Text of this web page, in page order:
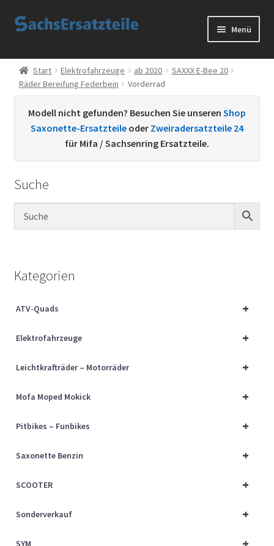
Zur
Zum
Menü
Start
AGB
Datenschutzerklärung
Kontakt
Sachs Ersatzteile
Über uns
Start Elektrofahrzeuge ab 2020
SAXXX E-Bee 20
Räder Bereifung Federbein
Vorderrad
Modell nicht gefunden? Besuchen Sie unseren Shop
Saxonette-Ersatzteile oder Zweiradersatzteile 24
für Mifa / Sachsenring Ersatzteile.
Suche
Kategorien
+
ATV-Quads
+
Elektrofahrzeuge
+
Leichtkrafträder – Motorräder
+
Mofa Moped Mokick
+
Pitbikes – Funbikes
+
Saxonette Benzin
+
SCOOTER
+
Sonderverkauf
SYM